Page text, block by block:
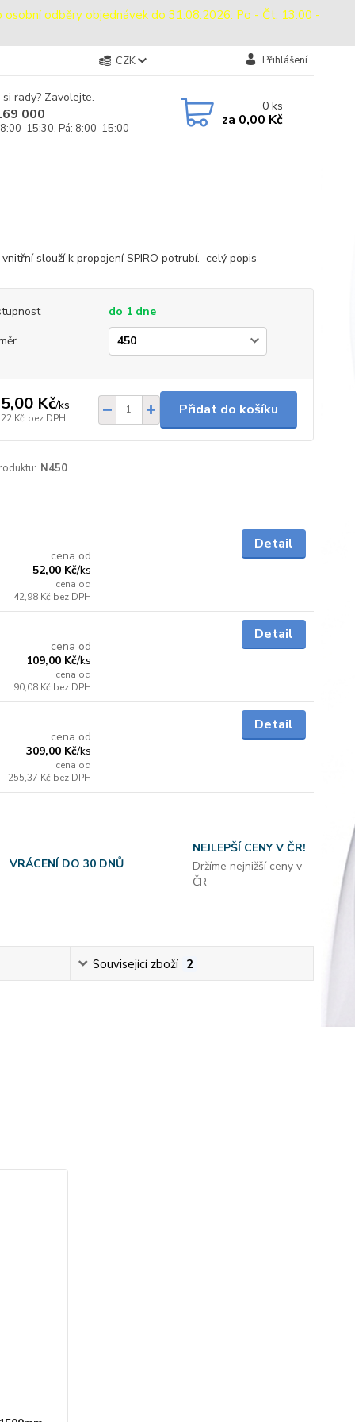
osobní odběry objednávek do 31.08.2026: Po - Čt: 13:00 -
CZK Přihlášení
rady? Zavolejte.
000
15:30, Pá: 8:00-15:00
0ks
za 0,00 Kč
slouží k propojení SPIRO potrubí. celý popis
do 1 dne
Kč/ks
Kč bez DPH
Přidat do košíku
N450
cena od
52,00 Kč/ks
cena od
42,98 Kč bez DPH
Detail
cena od
109,00 Kč/ks
cena od
90,08 Kč bez DPH
Detail
cena od
309,00 Kč/ks
cena od
255,37 Kč bez DPH
Detail
VRÁCENÍ DO 30 DNŮ
NEJLEPŠÍ CENY V ČR!
Držíme nejnižší ceny v
ČR
Související zboží 2